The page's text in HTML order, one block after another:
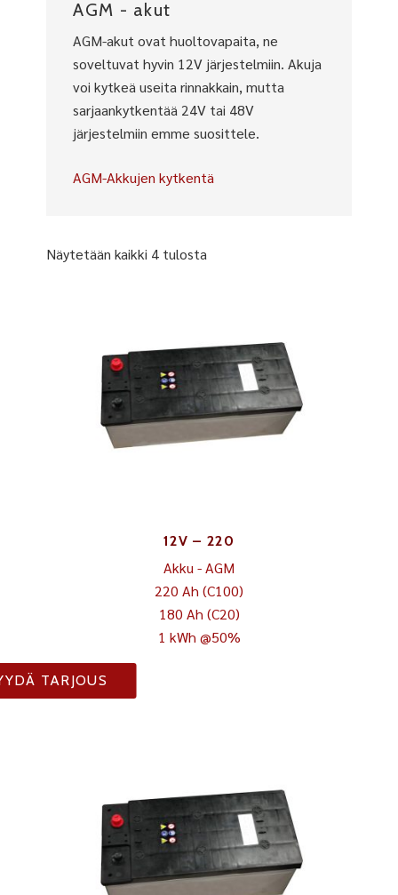
AGM - akut
AGM-akut ovat huoltovapaita, ne
soveltuvat hyvin 12V järjestelmiin. Akuja
voi kytkeä useita rinnakkain, mutta
sarjaankytkentää 24V tai 48V
järjestelmiin emme suosittele.
AGM-Akkujen kytkentä
Näytetään kaikki 4 tulosta
12V – 220
Akku - AGM
220 Ah (C100)
180 Ah (C20)
1 kWh @50%
TARJOUS